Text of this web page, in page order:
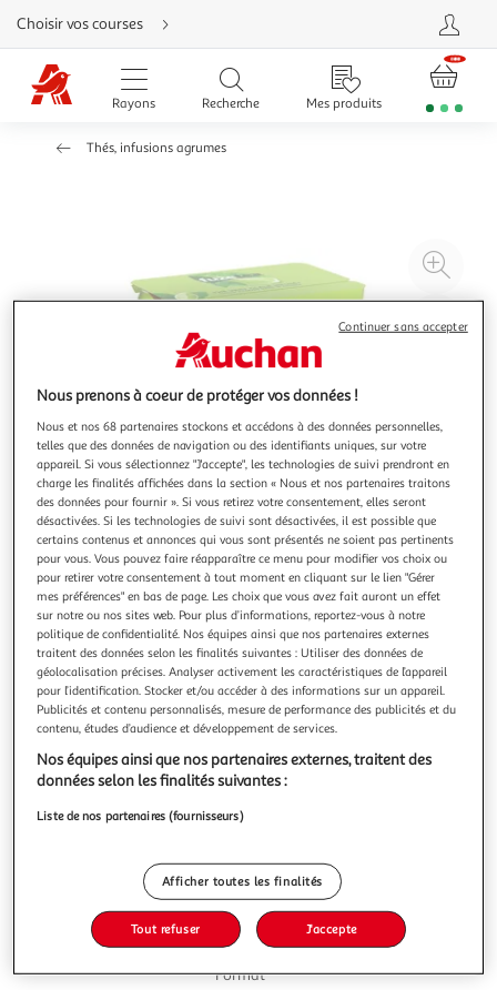
Aller
directement
au
contenu
Aller
directement
Aller
d'aide
Choisir vos courses
Rayons Recherche Mes produits
Thés, infusions agrumes
à
5.0 (1)
FUZE TEA
Thé vert glacé saveur citron vert et menthe
Prenez une minute pour lâcher prise. Savourez chaque
gorgée et laissez-vous envahir de plaisir. FUZE TEA saveur
Citron vert Menthe vous aide à vous rafraîchir. Continuez à
explorer. Avec un savoureux goût fruité, de délicieuses notes
de plantes et de l’infusion de thé vert concentrée issu du
dévelop
En savoir +
6x33cl
Vous voulez connaître le prix de ce produit ?
Format
Nous prenons à coeur de protéger vos données !
Nous et nos 68 partenaires stockons et accédons à des données personnelles,
telles que des données de navigation ou des identifiants uniques, sur votre
appareil. Si vous sélectionnez "J'accepte", les technologies de suivi prendront en
charge les finalités affichées dans la section « Nous et nos partenaires traitons
des données pour fournir ». Si vous retirez votre consentement, elles seront
désactivées. Si les technologies de suivi sont désactivées, il est possible que
certains contenus et annonces qui vous sont présentés ne soient pas pertinents
pour vous. Vous pouvez faire réapparaître ce menu pour modifier vos choix ou
pour retirer votre consentement à tout moment en cliquant sur le lien "Gérer
mes préférences" en bas de page. Les choix que vous avez fait auront un effet
sur notre ou nos sites web. Pour plus d’informations, reportez-vous à notre
politique de confidentialité. Nos équipes ainsi que nos partenaires externes
traitent des données selon les finalités suivantes : Utiliser des données de
géolocalisation précises. Analyser activement les caractéristiques de l’appareil
pour l’identification. Stocker et/ou accéder à des informations sur un appareil.
Publicités et contenu personnalisés, mesure de performance des publicités et du
contenu, études d’audience et développement de services.
Nos équipes ainsi que nos partenaires externes, traitent des
données selon les finalités suivantes :
Liste de nos partenaires (fournisseurs)
Afficher toutes les finalités
Tout refuser J'accepte
Continuer sans accepter